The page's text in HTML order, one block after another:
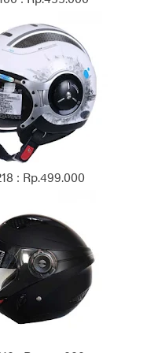
: Rp.499.000